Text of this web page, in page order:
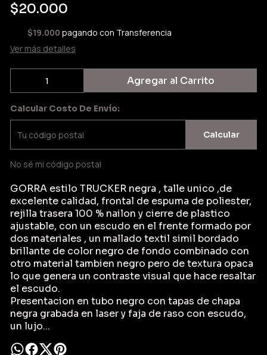
$20.000
$19.000 pagando con Transferencia
Ver más detalles
Agregar al Carrito
Calcular Costo De Envío:
Calcular
No sé mi código postal
GORRA estilo TRUCKER negra , talle unico ,de
excelente calidad, frontal de espuma de poliester,
rejilla trasera 100 % nailon y cierre de plastico
ajustable, con un escudo en el frente formado por
dos materiales , un mallado textil simil bordado
brillante de color negro de fondo combinado con
otro material tambien negro pero de textura opaca
lo que genera un contraste visual que hace resaltar
el escudo.
Presentacion en tubo negro con tapas de chapa
negra grabada en laser y faja de raso con escudo,
un lujo...